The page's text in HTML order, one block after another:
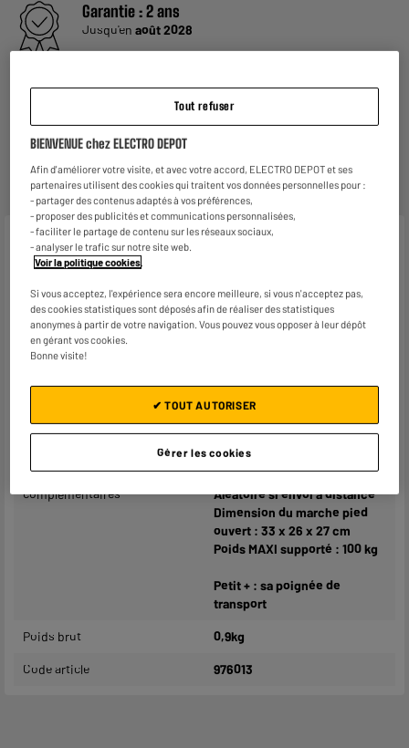
Garantie :2 ans
Jusqu'en août 2028
C'estgratuit !En savoir +
ELECTROSÛR
Une assurance à vie à partir de
En savoir +
Caractéristiques
Type de produit Marche pied pliant
Coloris
H 29 cm x L 33 cm x P 4 cm
Caractéristiques
complémentaires
Coloris au choix en dépôt.
Aléatoire si envoi à distance
Dimension du marche pied
ouvert : 33 x 26 x 27 cm
Poids MAXI supporté : 100 kg
Petit + : sa poignée de
transport
Poids brut 0,9kg
Code article 976013
Tout refuser
BIENVENUE chez ELECTRO DEPOT
Afin d'améliorer votre visite, et avec votre accord, ELECTRO DEPOT et ses
partenaires utilisent des cookies qui traitent vos données personnelles pour :
- partager des contenus adaptés à vos préférences,
- proposer des publicités et communications personnalisées,
- faciliter le partage de contenu sur les réseaux sociaux,
- analyser le trafic sur notre site web.
Voir la politique cookies.
Si vous acceptez, l'expérience sera encore meilleure, si vous n'acceptez pas,
des cookies statistiques sont déposés afin de réaliser des statistiques
anonymes à partir de votre navigation. Vous pouvez vous opposer à leur dépôt
en gérant vos cookies.
Bonne visite!
Gérer les cookies
✔ TOUT AUTORISER